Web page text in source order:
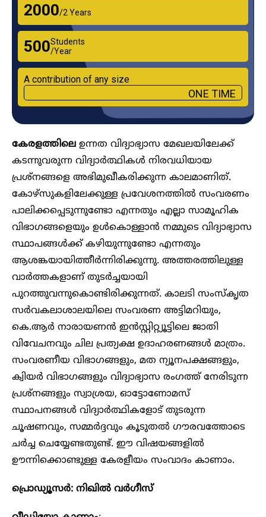
₹2000/2 Years
₹500Students
/Year
A contribution of any size
ONE TIME
കേരളത്തിലെ ഉന്നത വിദ്യാഭ്യാസ മേഖലയിലേക്ക്
കടന്നുവരുന്ന വിദ്യാർത്ഥികൾ നിരവധിയായ
പ്രശ്നങ്ങളെ അഭിമുഖീകരിക്കുന്ന കാലമാണിത്.
കോഴ്സുകളിലേക്കുള്ള പ്രവേശനത്തിൽ സംവരണം
പാലിക്കപ്പെടുന്നുണ്ടോ എന്നതും എല്ലാ സാമൂഹിക
വിഭാഗങ്ങളെയും ഉൾകൊള്ളാൻ നമ്മുടെ വിദ്യാഭ്യാസ
സ്ഥാപങ്ങൾക്ക് കഴിയുന്നുണ്ടോ എന്നതും
ആശങ്കയായിത്തീർന്നിരിക്കുന്നു. അത്തരത്തിലുള്ള
വാർത്തകളാണ് തുടർച്ചയായി
പുറത്തുവന്നുകൊണ്ടിരിക്കുന്നത്. കാലടി സംസ്കൃത
സർവകലാശാലയിലെ സംവരണ അട്ടിമറിയും,
കെ.ആർ നാരായണൻ ഇൻസ്റ്റിറ്റ്യൂട്ടിലെ ജാതി
വിവേചനവും ചില പ്രത്യക്ഷ ഉദാ​ഹ​രണങ്ങൾ മാത്രം.
സംവരണീയ വിഭാഗങ്ങളും, മത ന്യൂനപക്ഷങ്ങളും,
ക്വിയർ വിഭാഗങ്ങളും വിദ്യാഭ്യാസ രം​ഗത്ത് നേരിടുന്ന
പ്രശ്നങ്ങളും സ്വാശ്രയ, ഓട്ടോണോമസ്
സ്ഥാപനങ്ങൾ വിദ്യാർത്ഥികളോട് തുടരുന്ന
ചൂഷണവും, സമ്മർദ്ദവും കൂടുതൽ ഗൗരവത്തോടെ
ചർച്ച ചെയ്യേണ്ടതുണ്ട്. ഈ വിഷയങ്ങളിൽ
ഊന്നിക്കൊണ്ടുള്ള കേരളീയം സംവാദം കാണാം.
പ്രൊഡ്യൂസർ: നിഖിൽ വർഗീസ്